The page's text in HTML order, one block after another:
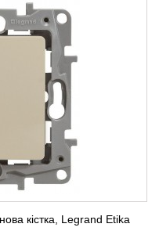
кістка, Legrand Etika